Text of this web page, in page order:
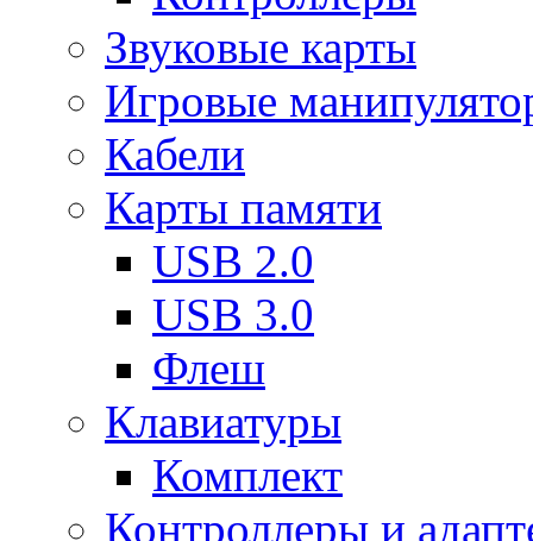
Звуковые карты
Игровые
Кабели
Карты памяти
USB 2.0
USB 3.0
Флеш
Клавиатуры
Комплект
Контроллеры и